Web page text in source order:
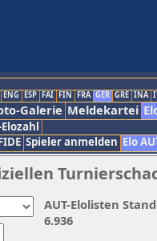
ENG ESP FAI FIN FRA GER GRE INA
Galerie Meldekartei
Spieler anmelden Elo
AUT-Elolisten
6.936